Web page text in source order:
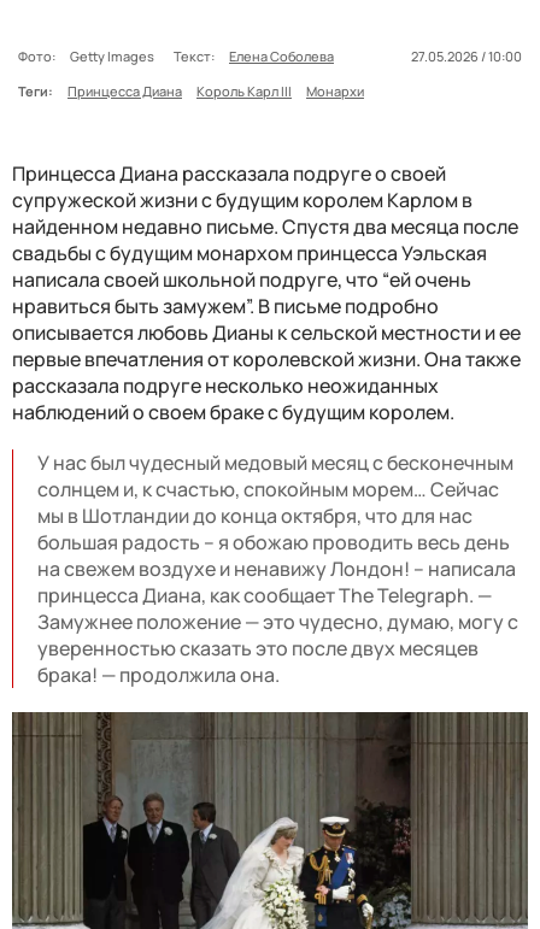
Фото: Getty Images Текст: Елена Соболева
27.05.2026 / 10:00
Теги:
Принцесса Диана Король Карл III Монархи
Принцесса Диана рассказала подруге о своей
супружеской жизни с будущим королем Карлом в
найденном недавно письме. Спустя два месяца после
свадьбы с будущим монархом принцесса Уэльская
написала своей школьной подруге, что “ей очень
нравиться быть замужем”. В письме подробно
описывается любовь Дианы к сельской местности и ее
первые впечатления от королевской жизни. Она также
рассказала подруге несколько неожиданных
наблюдений о своем браке с будущим королем.
У нас был чудесный медовый месяц с бесконечным
солнцем и, к счастью, спокойным морем… Сейчас
мы в Шотландии до конца октября, что для нас
большая радость – я обожаю проводить весь день
на свежем воздухе и ненавижу Лондон! – написала
принцесса Диана, как сообщает The Telegraph. —
Замужнее положение — это чудесно, думаю, могу с
уверенностью сказать это после двух месяцев
брака! — продолжила она.